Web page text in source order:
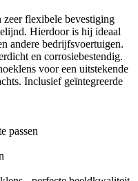
zeer flexibele bevestiging
Hierdoor is hij ideaal
andere bedrijfsvoertuigen.
en corrosiebestendig.
voor een uitstekende
Inclusief geïntegreerde
passen